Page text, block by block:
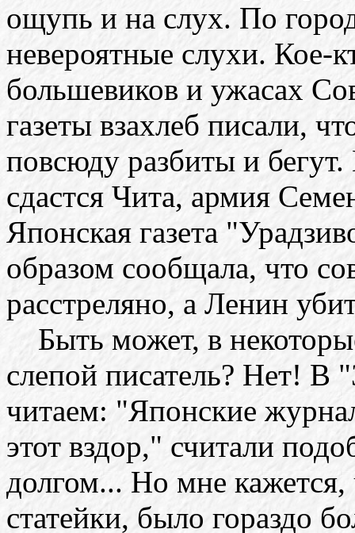
ощупь и на слух. По
невероятные слухи. Кое-
большевиков и ужасах
газеты взахлеб писали,
повсюду разбиты и
сдастся Чита, армия
Японская газета
образом сообщала, что
расстреляно, а Ленин
Быть может, в
слепой писатель? Нет!
читаем: "Японские
этот вздор," считали
долгом... Но мне
статейки, было гораздо